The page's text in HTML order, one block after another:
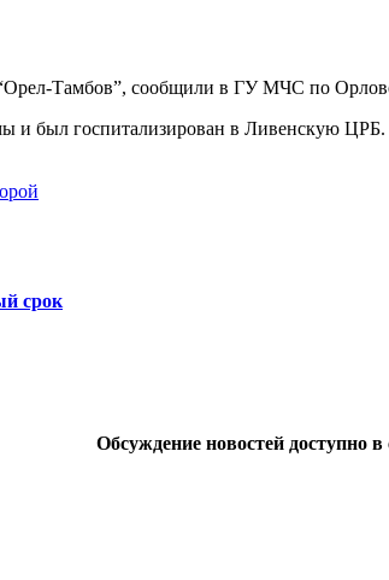
Тамбов”, сообщили в ГУ МЧС по
и был госпитализирован в Ливенскую
срок
Обсуждение новостей доступно в